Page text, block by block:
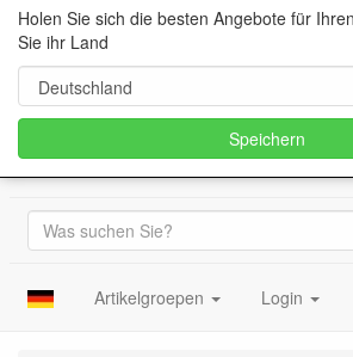
Artikelgroepen Login
Holen Sie sich die besten Angebote für
Sie ihr Land
Speichern